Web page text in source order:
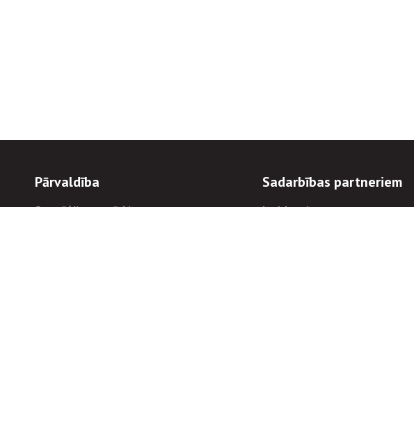
Pārvaldība
Stratēģija un mērķi
Sadarbības partneriem
Iepirkumi